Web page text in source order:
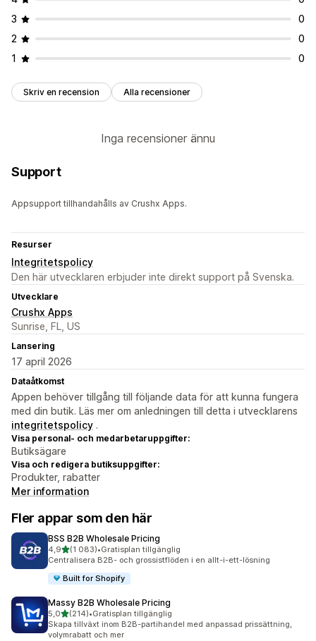
3
0
2
0
1
0
Skriv en recension Alla recensioner
Inga recensioner ännu
Support
Appsupport tillhandahålls av Crushx Apps.
Resurser
Integritetspolicy
Den här utvecklaren erbjuder inte direkt support på Svenska.
Utvecklare
Crushx Apps
Sunrise, FL, US
Lansering
17 april 2026
Dataåtkomst
Appen behöver tillgång till följande data för att kunna fungera
med din butik. Läs mer om anledningen till detta i utvecklarens
integritetspolicy .
Visa personal- och medarbetaruppgifter:
Butiksägare
Visa och redigera butiksuppgifter:
Produkter, rabatter
Mer information
Fler appar som den här
BSS B2B Wholesale Pricing
4,9av 5 stjärnor
(1 083)
1083 recensioner totalt
•Gratisplan tillgänglig
Centralisera B2B- och grossistflöden i en allt-i-ett-lösning
Built for Shopify
Massy B2B Wholesale Pricing
5,0av 5 stjärnor
(214)
214 recensioner totalt
•Gratisplan tillgänglig
Skapa tillväxt inom B2B-partihandel med anpassad prissättning,
volymrabatt och mer